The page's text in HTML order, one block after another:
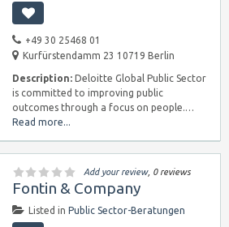
+49 30 25468 01
Kurfürstendamm 23 10719 Berlin
Description: Deloitte Global Public Sector
is committed to improving public
outcomes through a focus on people.…
Read more...
Add your review, 0 reviews
Fontin & Company
Listed in Public Sector-Beratungen